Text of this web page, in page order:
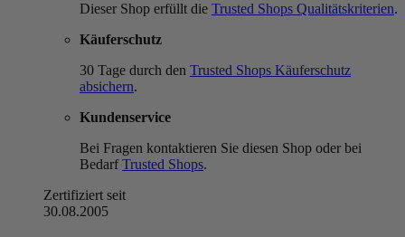
Dieser Shop erfüllt die Trusted Shops Qualitätskriterien.
Käuferschutz
30 Tage durch den Trusted Shops Käuferschutz
absichern.
Kundenservice
Bei Fragen kontaktieren Sie diesen Shop oder bei
BedarfTrusted Shops.
Zertifiziert seit
30.08.2005